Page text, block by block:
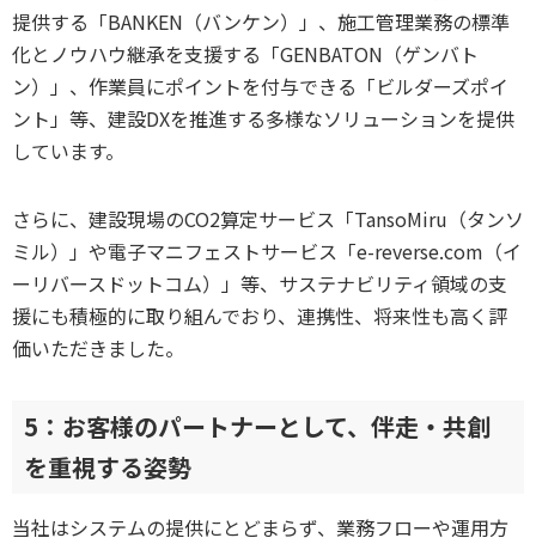
提供する「BANKEN（バンケン）」、施工管理業務の標準
化とノウハウ継承を支援する「GENBATON（ゲンバト
ン）」、作業員にポイントを付与できる「ビルダーズポイ
ント」等、建設DXを推進する多様なソリューションを提供
しています。
さらに、建設現場のCO2算定サービス「TansoMiru（タンソ
ミル）」や電子マニフェストサービス「e-reverse.com（イ
ーリバースドットコム）」等、サステナビリティ領域の支
援にも積極的に取り組んでおり、連携性、将来性も高く評
価いただきました。
5：お客様のパートナーとして、伴走・共創
を重視する姿勢
当社はシステムの提供にとどまらず、業務フローや運用方